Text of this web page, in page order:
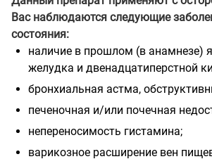
Вас наблюдаются следующие
состояния:
наличие в прошлом (в анамнезе)
желудка и двенадцатиперстной
бронхиальная астма,
печеночная и/или почечная
непереносимость гистамина;
варикозное расширение вен